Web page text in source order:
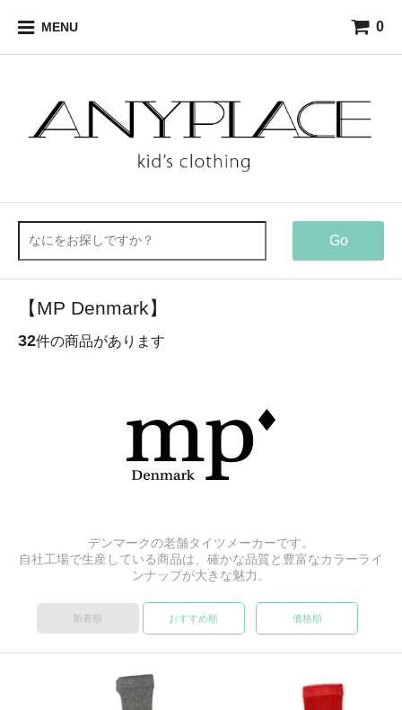
MENU 0
Go
【MP Denmark】
32件の商品があります
デンマークの老舗タイツメーカーです。
自社工場で生産している商品は、確かな品質と豊富なカラーライ
ンナップが大きな魅力。
新着順 おすすめ順 価格順